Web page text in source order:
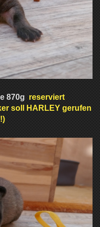
870g reserviert
soll HARLEY gerufen